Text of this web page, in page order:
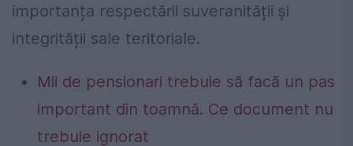
importanța respectării suveranității și
integrității sale teritoriale.
Mii de pensionari trebuie să facă un pas
important din toamnă. Ce document nu
trebuie ignorat